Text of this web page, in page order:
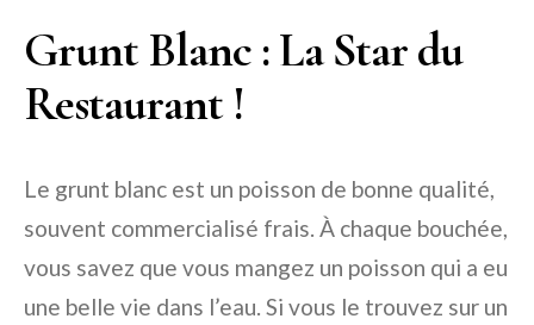
Grunt Blanc : La Star du
Restaurant !
Le grunt blanc est un poisson de bonne qualité,
souvent commercialisé frais. À chaque bouchée,
vous savez que vous mangez un poisson qui a eu
une belle vie dans l’eau. Si vous le trouvez sur un